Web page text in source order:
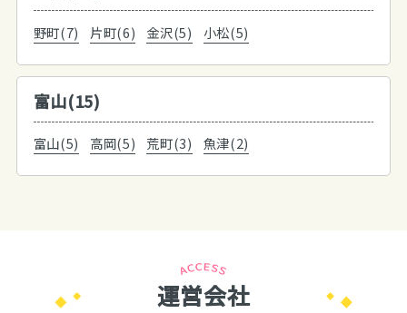
野町(7) 片町(6) 金沢(5) 小松(5)
富山(15)
富山(5) 高岡(5) 荒町(3) 魚津(2)
運営会社